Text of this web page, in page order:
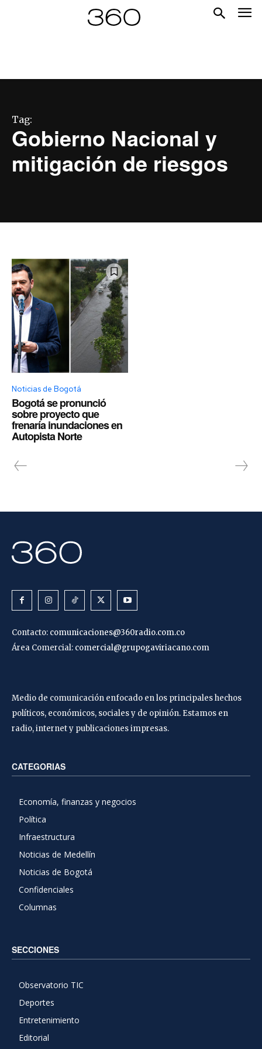
Tag:
Gobierno Nacional y
mitigación de riesgos
Noticias de Bogotá
Bogotá se pronunció
sobre proyecto que
frenaría inundaciones en
Autopista Norte
Contacto: comunicaciones@360radio.com.co
Área Comercial: comercial@grupogaviriacano.com
Medio de comunicación enfocado en los principales hechos
políticos, económicos, sociales y de opinión. Estamos en
radio, internet y publicaciones impresas.
CATEGORIAS
Economía, finanzas y negocios
Política
Infraestructura
Noticias de Medellín
Noticias de Bogotá
Confidenciales
Columnas
SECCIONES
Observatorio TIC
Deportes
Entretenimiento
Editorial